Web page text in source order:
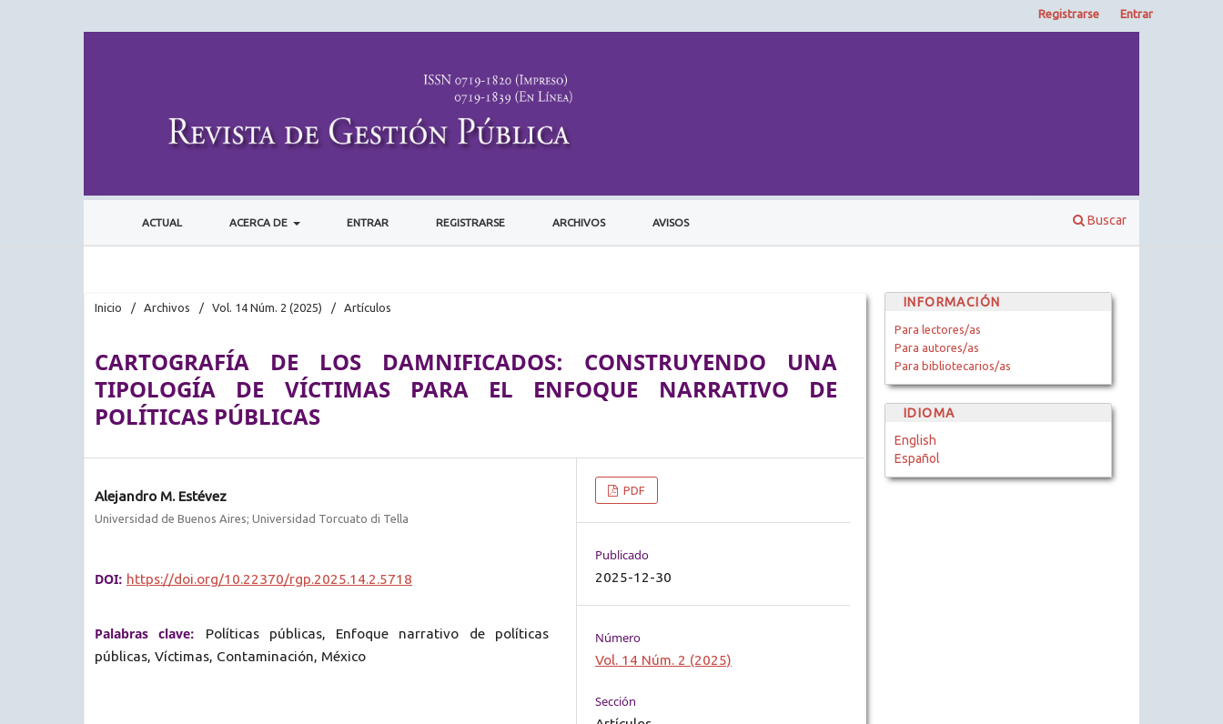
ACTUAL ACERCA DE ENTRAR REGISTRARSE ARCHIVOS AVISOS Buscar
Registrarse Entrar
Inicio / Archivos / Vol. 14 Núm. 2 (2025) / Artículos
CARTOGRAFÍA DE LOS DAMNIFICADOS: CONSTRUYENDO UNA
TIPOLOGÍA DE VÍCTIMAS PARA EL ENFOQUE NARRATIVO DE
POLÍTICAS PÚBLICAS
Alejandro M. Estévez
Universidad de Buenos Aires; Universidad Torcuato di Tella
DOI: https://doi.org/10.22370/rgp.2025.14.2.5718
Palabras clave:
Políticas públicas, Enfoque narrativo de políticas
públicas, Víctimas, Contaminación, México
PDF
Publicado
2025-12-30
Número
Vol. 14 Núm. 2 (2025)
Sección
INFORMACIÓN
Para lectores/as
Para autores/as
Para bibliotecarios/as
IDIOMA
English
Español